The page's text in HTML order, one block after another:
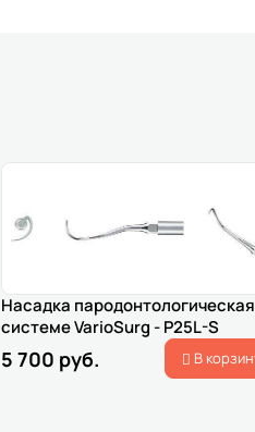
Насадка
системе VarioSurg - P25L-S
5 700 руб. В